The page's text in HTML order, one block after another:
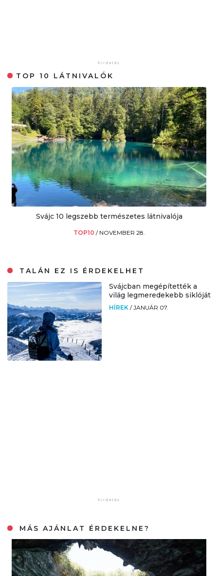
TOP 10 LÁTNIVALÓK
Svájc 10 legszebb természetes látnivalója
TOP10 / NOVEMBER 28.
TALÁN EZ IS ÉRDEKELHET
Svájcban megépítették a
világ legmeredekebb siklóját
HÍREK /JANUÁR 07.
MÁS AJÁNLAT ÉRDEKELNE?